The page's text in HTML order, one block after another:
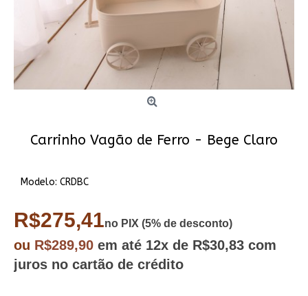
Carrinho Vagão de Ferro - Bege Claro
Modelo: CRDBC
R$275,41no PIX (5% de desconto)
ou R$289,90 em até 12x de R$30,83 com
juros no cartão de crédito